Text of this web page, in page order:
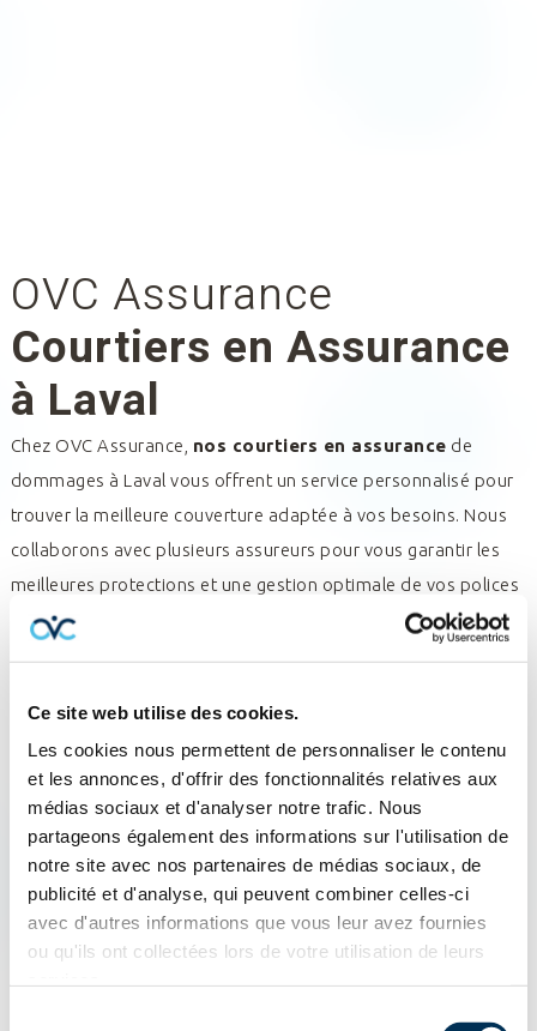
Ce site web utilise des cookies.
Les cookies nous permettent de personnaliser le contenu
et les annonces, d'offrir des fonctionnalités relatives aux
médias sociaux et d'analyser notre trafic. Nous
partageons également des informations sur l'utilisation de
notre site avec nos partenaires de médias sociaux, de
publicité et d'analyse, qui peuvent combiner celles-ci
avec d'autres informations que vous leur avez fournies
ou qu'ils ont collectées lors de votre utilisation de leurs
OVC Assurance
Courtiers en Assurance
à Laval
Chez OVC Assurance, nos courtiers en assurance de
dommages à Laval vous offrent un service personnalisé pour
trouver la meilleure couverture adaptée à vos besoins. Nous
collaborons avec plusieurs assureurs pour vous garantir les
meilleures protections et une gestion optimale de vos polices
et sinistres. Faites confiance à nos professionnels en
nous pouvons vous aider.
Qu'est-ce qu'un courtier en
assurance?
Un courtier en assurance est un professionnel en assurance
qui agit comme intermédiaire entre le client et les compagnies
d'assurances. Il aide à trouver les meilleures protections en